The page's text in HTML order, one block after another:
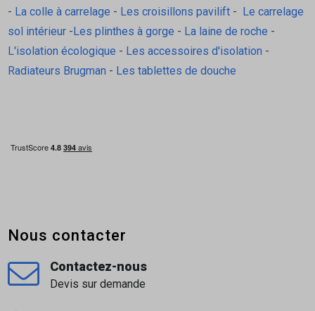
l’isolation,Tessellasélectionne des produits
conformes aux plus hautes exigences du secteur.
Nos bandes adhésives et membranes sont testées
et certifiées pour garantir ladurabilitéet la
- La colle à carrelage - Les croisillons pavilift- Le carrelage
sol intérieur-Les plinthes à gorge - La laine de roche -
L'isolation écologique - Les accessoires d'isolation -
Radiateurs Brugman - Les tablettes de douche
Nous contacter
Contactez-nous
Devis sur demande